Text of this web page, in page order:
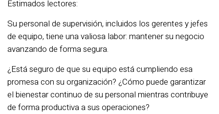
Estimados lectores:
Su personal de supervisión, incluidos los gerentes y jefes
de equipo, tiene una valiosa labor: mantener su negocio
avanzando de forma segura.
¿Está seguro de que su equipo está cumpliendo esa
promesa con su organización? ¿Cómo puede garantizar
el bienestar continuo de su personal mientras contribuye
de forma productiva a sus operaciones?